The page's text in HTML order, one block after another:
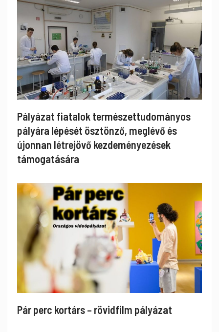
Pályázat fiatalok természettudományos
pályára lépését ösztönző, meglévő és
újonnan létrejövő kezdeményezések
támogatására
Pár perc kortárs – rövidfilm pályázat